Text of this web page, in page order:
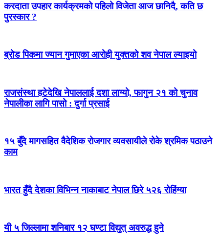
करदाता उपहार कार्यक्रमको पहिलो विजेता आज छानिदै, कति छ
पुरस्कार ?
ब्रोड पिकमा ज्यान गुमाएका आरोही युक्तको शव नेपाल ल्याइयो
राजसंस्था हटेदेखि नेपाललाई दशा लाग्यो, फागुन २१ को चुनाव
नेपालीका लागि पासो : दुर्गा प्रसाई
१५ बुँदे मागसहित वैदेशिक रोजगार व्यवसायीले रोके श्रमिक पठाउने
काम
भारत हुँदै देशका विभिन्न नाकाबाट नेपाल छिरे ५२६ रोहिंग्या
यी ५ जिल्लामा शनिबार १२ घण्टा विद्युत् अवरुद्ध हुने